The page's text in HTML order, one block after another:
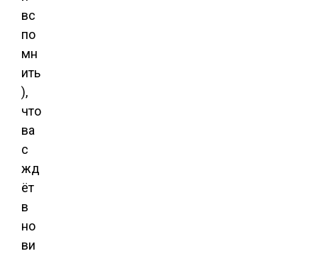
вс
по
мн
ить
),
что
ва
с
жд
ёт
в
но
ви